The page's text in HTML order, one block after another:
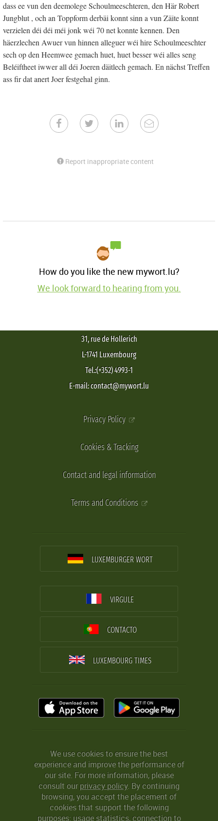
dass ee vun den deemolege Schoulmeeschteren, den Här Robert
Jungblut , och an Toppform derbäi konnt sinn a vun Zäite konnt
verzielen déi déi méi jonk wéi 70 net konnte kennen. Den
häerzlechen Awuer vun hinnen alleguer wéi hire Schoulmeeschter
sech op den Heemwee gemach huet, huet besser wéi alles seng
Beléiftheet iwwer all déi Joeren däitlech gemach. En nächst Treffen
ass fir dat anert Joer festgehal ginn.
Report inappropriate content
How do you like the new mywort.lu?
We look forward to hearing from you.
31, rue de Hollerich
L-1741 Luxembourg
Tel.:(+352) 4993-1
E-mail: contact@mywort.lu
Privacy Policy
Cookies & Tracking
Contact and legal information
Terms and Conditions
LUXEMBURGER WORT
VIRGULE
CONTACTO
LUXEMBOURG TIMES
We use cookies to ensure the best
experience and improve the performance of
our site. For more information, please
consult ourprivacy policy. By continuing
browsing, you accept the placement of
cookies that support the following
purposes: usage statistics, connection to